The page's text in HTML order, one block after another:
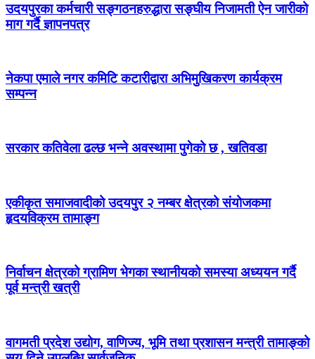
उदयपुरका कर्मचारी सङ्गठनहरुद्धारा सङ्घीय निजामती ऐन जारीको
माग गर्दै ज्ञापनपत्र
नेकपा एमाले नगर कमिटि कटारीद्वारा अभिमुखिकरण कार्यक्रम
सम्पन्न
सरकार कतिवेला ढल्छ भन्ने अवस्थामा पुगेको छ , खतिवडा
एकीकृत समाजवादीको उदयपुर २ नम्बर क्षेत्रको संयोजकमा
हृदयविक्रम तामाङ्ग
निर्वाचन क्षेत्रको ग्रामिण भेगका स्थानीयको समस्या अध्ययन गर्दै
पूर्व मन्त्री खत्री
वागमती प्रदेश उद्योग, वाणिज्य, भूमि तथा प्रशासन मन्त्री तामाङ्को